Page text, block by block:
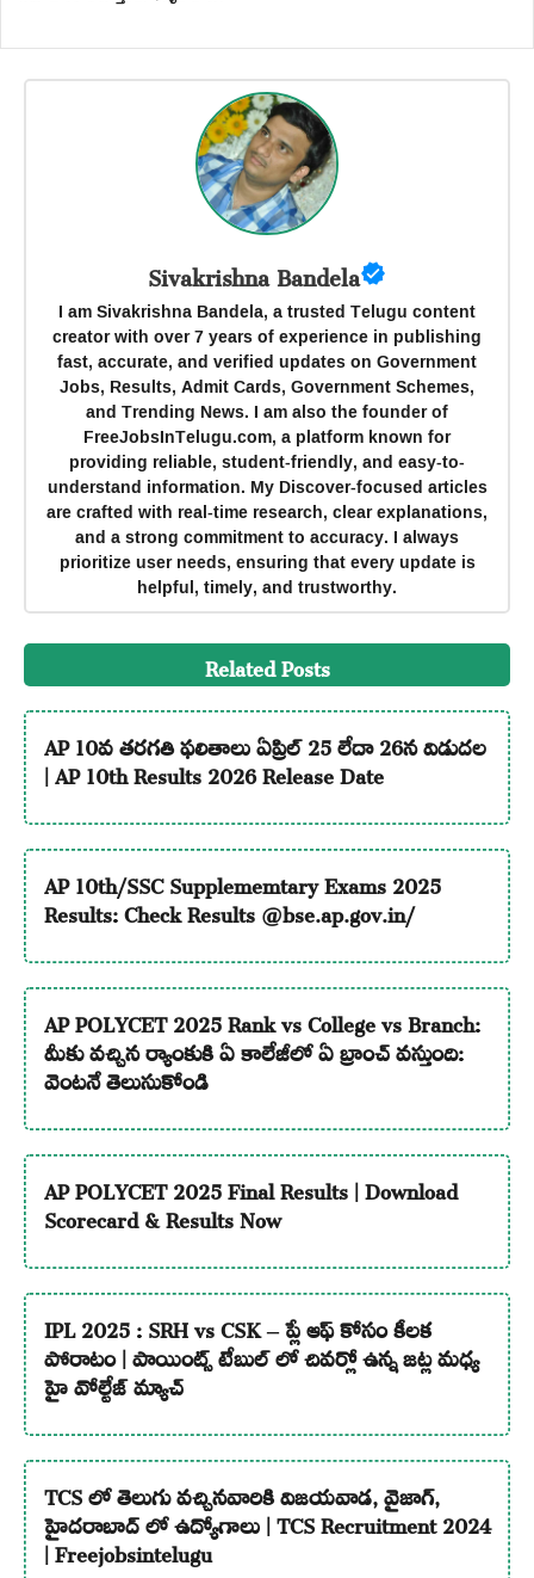
Sivakrishna Bandela
I am Sivakrishna Bandela, a trusted Telugu content
creator with over 7 years of experience in publishing
fast, accurate, and verified updates on Government
Jobs, Results, Admit Cards, Government Schemes,
and Trending News. I am also the founder of
FreeJobsInTelugu.com, a platform known for
providing reliable, student-friendly, and easy-to-
understand information. My Discover-focused articles
are crafted with real-time research, clear explanations,
and a strong commitment to accuracy. I always
prioritize user needs, ensuring that every update is
helpful, timely, and trustworthy.
Related Posts
AP 10వ తరగతి ఫలితాలు ఏప్రిల్ 25 లేదా 26న విడుదల
| AP 10th Results 2026 Release Date
AP 10th/SSC Supplememtary Exams 2025
Results: Check Results @bse.ap.gov.in/
AP POLYCET 2025 Rank vs College vs Branch:
మీకు వచ్చిన ర్యాంకుకి ఏ కాలేజీలో ఏ బ్రాంచ్ వస్తుంది:
వెంటనే తెలుసుకోండి
AP POLYCET 2025 Final Results | Download
Scorecard & Results Now
IPL 2025 : SRH vs CSK – ప్లే ఆఫ్ కోసం కీలక
పోరాటం | పాయింట్స్ టేబుల్ లో చివర్లో ఉన్న జట్ల మధ్య
హై వోల్టేజ్ మ్యాచ్
TCS లో తెలుగు వచ్చినవారికి విజయవాడ, వైజాగ్,
హైదరాబాద్ లో ఉద్యోగాలు | TCS Recruitment 2024
| Freejobsintelugu